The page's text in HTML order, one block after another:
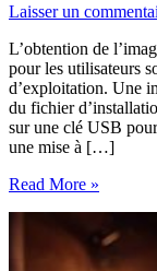
Laisser un
L’obtention de
pour les utilisateurs
d’exploitation. Une
du fichier
sur une clé USB
une mise à […]
Guide
télécharger
Read More »